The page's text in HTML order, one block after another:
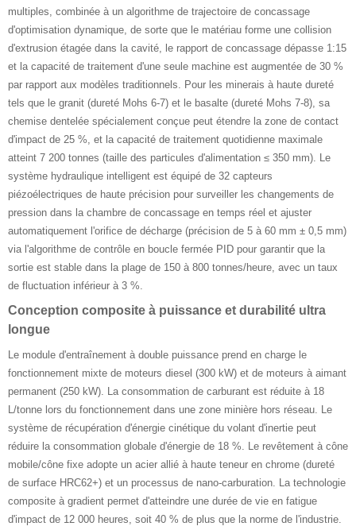
multiples, combinée à un algorithme de trajectoire de concassage
d'optimisation dynamique, de sorte que le matériau forme une collision
d'extrusion étagée dans la cavité, le rapport de concassage dépasse 1:15
et la capacité de traitement d'une seule machine est augmentée de 30 %
par rapport aux modèles traditionnels. Pour les minerais à haute dureté
tels que le granit (dureté Mohs 6-7) et le basalte (dureté Mohs 7-8), sa
chemise dentelée spécialement conçue peut étendre la zone de contact
d'impact de 25 %, et la capacité de traitement quotidienne maximale
atteint 7 200 tonnes (taille des particules d'alimentation ≤ 350 mm). Le
système hydraulique intelligent est équipé de 32 capteurs
piézoélectriques de haute précision pour surveiller les changements de
pression dans la chambre de concassage en temps réel et ajuster
automatiquement l'orifice de décharge (précision de 5 à 60 mm ± 0,5 mm)
via l'algorithme de contrôle en boucle fermée PID pour garantir que la
sortie est stable dans la plage de 150 à 800 tonnes/heure, avec un taux
de fluctuation inférieur à 3 %.
Conception composite à puissance et durabilité ultra
longue
Le module d'entraînement à double puissance prend en charge le
fonctionnement mixte de moteurs diesel (300 kW) et de moteurs à aimant
permanent (250 kW). La consommation de carburant est réduite à 18
L/tonne lors du fonctionnement dans une zone minière hors réseau. Le
système de récupération d'énergie cinétique du volant d'inertie peut
réduire la consommation globale d'énergie de 18 %. Le revêtement à cône
mobile/cône fixe adopte un acier allié à haute teneur en chrome (dureté
de surface HRC62+) et un processus de nano-carburation. La technologie
composite à gradient permet d'atteindre une durée de vie en fatigue
d'impact de 12 000 heures, soit 40 % de plus que la norme de l'industrie.